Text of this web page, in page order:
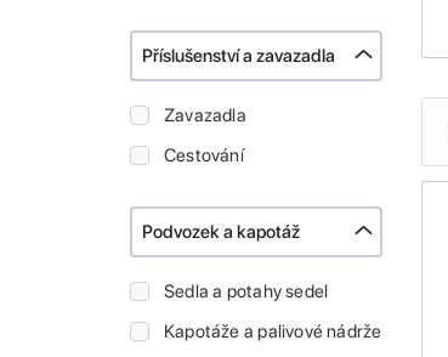
Příslušenství a zavazadla
Zavazadla
Cestování
Podvozek a kapotáž
Sedla a potahy sedel
Kapotáže a palivové nádrže